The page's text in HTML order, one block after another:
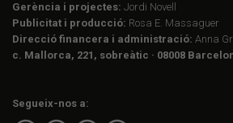
Gerència i projectes: Jordi Novell
Publicitat i producció: Rosa E. Massaguer
Direcció financera i administració: Anna
c. Mallorca, 221, sobreàtic · 08008
Segueix-nos a: